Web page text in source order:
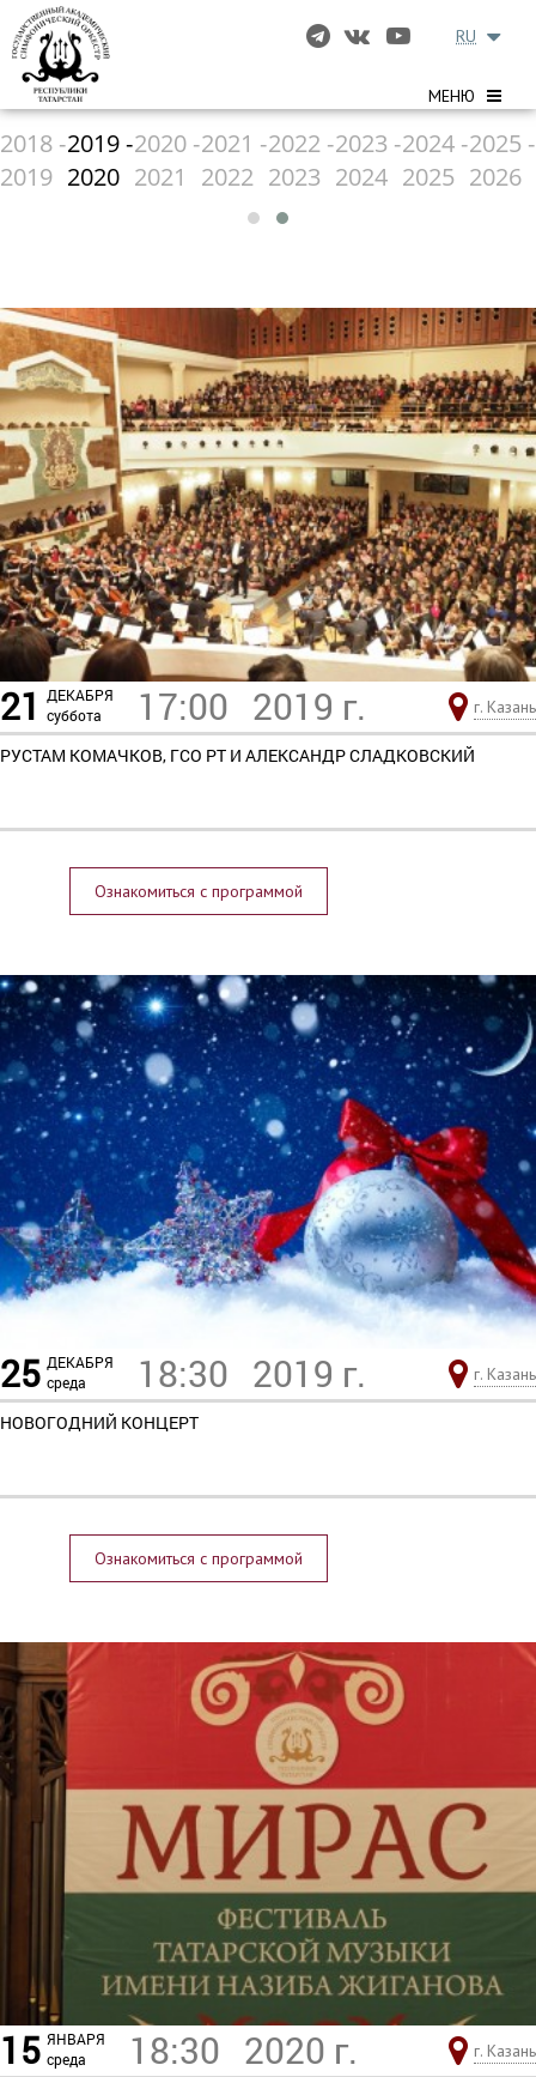
МЕНЮ
RU
2018 -
2019
2019 -
2020
2020 -
2021
2021 -
2022
2022 -
2023
2023 -
2024
2024 -
2025
2025 -
2026
21
ДЕКАБРЯ
суббота
17:00 2019 г. г. Казань
РУСТАМ КОМАЧКОВ, ГСО РТ И АЛЕКСАНДР СЛАДКОВСКИЙ
Ознакомиться с программой
25 ДЕКАБРЯ
среда
18:30 2019 г. г. Казань
НОВОГОДНИЙ КОНЦЕРТ
Ознакомиться с программой
15 ЯНВАРЯ
среда
18:30 2020 г. г. Казань